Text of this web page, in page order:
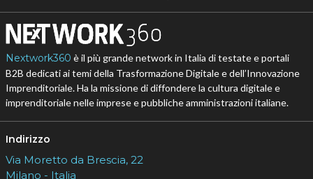
Nextwork360 è il più grande network in Italia di testate e portali
B2B dedicati ai temi della Trasformazione Digitale e dell’Innovazione
Imprenditoriale. Ha la missione di diffondere la cultura digitale e
imprenditoriale nelle imprese e pubbliche amministrazioni italiane.
Indirizzo
Via Moretto da Brescia, 22
Milano - Italia